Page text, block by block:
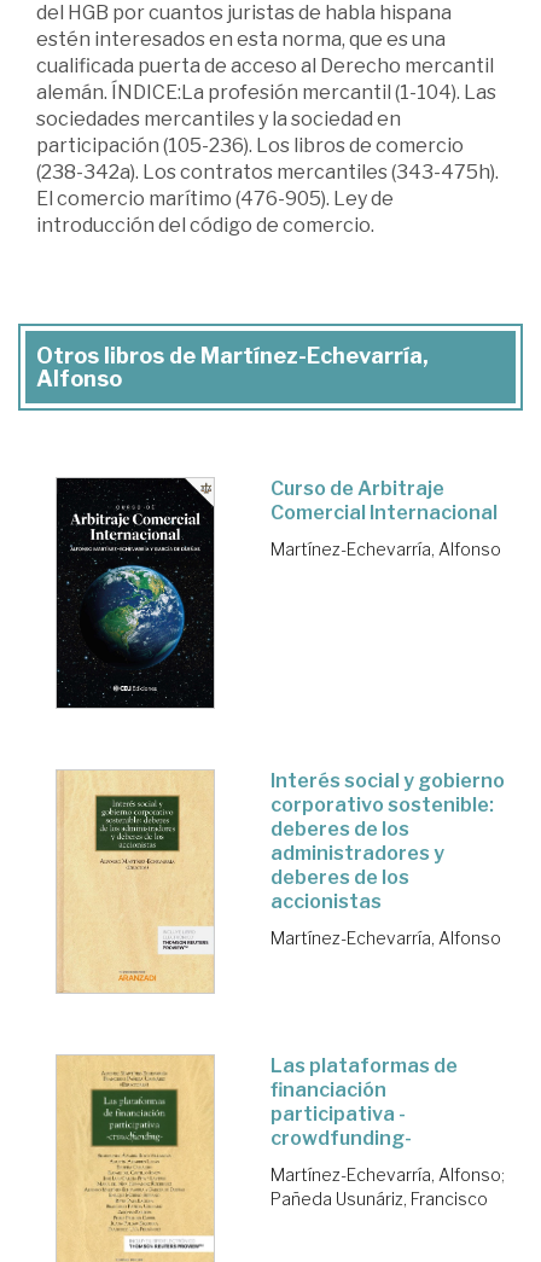
del HGB por cuantos juristas de habla hispana
estén interesados en esta norma, que es una
cualificada puerta de acceso al Derecho mercantil
alemán. ÍNDICE:La profesión mercantil (1-104). Las
sociedades mercantiles y la sociedad en
participación (105-236). Los libros de comercio
(238-342a). Los contratos mercantiles (343-475h).
El comercio marítimo (476-905). Ley de
introducción del código de comercio.
Otros libros de Martínez-Echevarría,
Alfonso
Curso de Arbitraje
Comercial Internacional
Martínez-Echevarría, Alfonso
Interés social y gobierno
corporativo sostenible:
deberes de los
administradores y
deberes de los
accionistas
Martínez-Echevarría, Alfonso
Las plataformas de
financiación
participativa -
crowdfunding-
Martínez-Echevarría, Alfonso;
Pañeda Usunáriz, Francisco